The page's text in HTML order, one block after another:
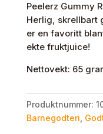
antall
Peelerz Gummy
Herlig, skrellbart
er en favoritt
ekte fruktjuice!
Nettovekt: 65
Produktnummer:
Barnegodteri